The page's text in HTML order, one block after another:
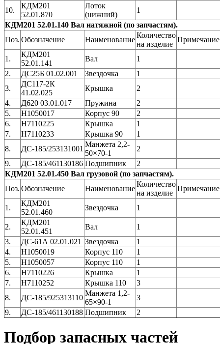
10.
КДМ201
52.01.870
Лоток
(нижний)
1
КДМ201 52.01.140 Вал натяжной (по запчастям).
Поз. Обозначение Наименование
Количество
на изделие
Примечание
1.
КДМ201
52.01.141
Вал
1
2.
ДС25Б 01.02.001 Звездочка
1
3.
ДС117-2К
41.02.025
Крышка
2
4.
Д620 03.01.017 Пружина
2
5.
Н1050017 Корпус 90
2
6.
Н7110225 Крышка
1
7.
Н7110233 Крышка 90
1
8.
ДС-185/253131001
Манжета 2,2-
50×70-1
2
9.
ДС-185/461130186 Подшипник
2
КДМ201 52.01.450 Вал грузовой (по запчастям).
Поз. Обозначение Наименование
Количество
на изделие
Примечание
1.
КДМ201
52.01.460
Звездочка 1
2.
КДМ201
52.01.451
Вал
1
3.
ДС-61А 02.01.021 Звездочка
1
4.
Н1050019 Корпус 110
1
5.
Н1050057 Корпус 110
1
6.
Н7110226 Крышка
1
7.
Н7110252 Крышка 110
3
8.
ДС-185/925313110
Манжета 1,2-
65×90-1
3
9.
ДС-185/461130188 Подшипник 2
Подбор запасных частей